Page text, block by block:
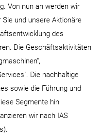
Von nun an werden wir
und unsere Aktionäre
des
Die Geschäftsaktivitäten
Die nachhaltige
sowie die Führung und
Segmente hin
wir nach IAS